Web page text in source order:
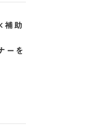
補助
ーを